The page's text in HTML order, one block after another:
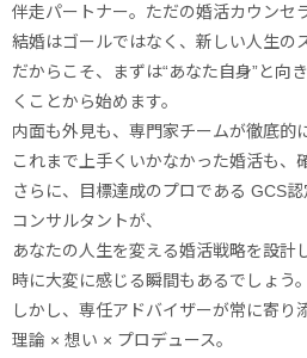
伴走パートナー。ただの婚活カウンセ
結婚はゴールではなく、新しい人生の
だからこそ、まずは“あなた自身”と向
くことから始めます。
内面も外見も、専門家チームが徹底的
これまで上手くいかなかった婚活も、
さらに、目標達成のプロである GCS
コンサルタントが、
あなたの人生を変える婚活戦略を設計
時に大変に感じる瞬間もあるでしょう。
しかし、専任アドバイザーが常に寄り
理論 × 想い × プロデュース。